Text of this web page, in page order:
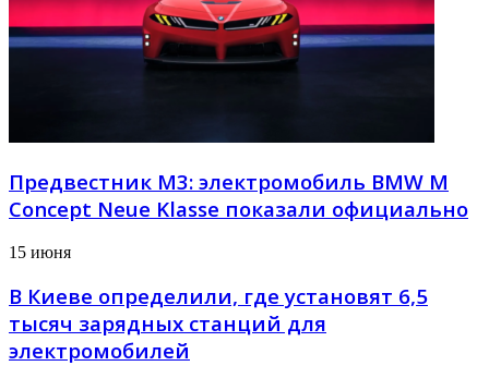
Предвестник М3: электромобиль BMW M
Concept Neue Klasse показали официально
15 июня
В Киеве определили, где установят 6,5
тысяч зарядных станций для
электромобилей